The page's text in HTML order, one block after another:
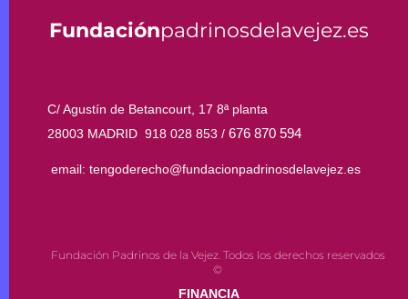
Fundaciónpadrinosdelavejez.es
C/ Agustín de Betancourt, 17 8ª planta
28003 MADRID 918 028 853 /676 870 594
email: tengoderecho@fundacionpadrinosdelavejez.es
Fundación Padrinos de la Vejez. Todos los derechos reservados
©
FINANCIA